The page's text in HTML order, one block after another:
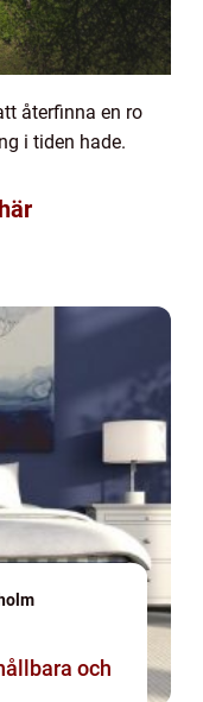
återfinna en ro
i tiden hade.